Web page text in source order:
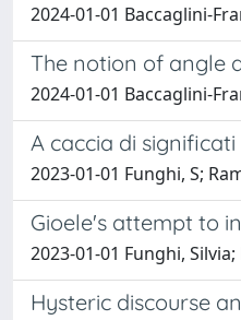
2024-01-01 Baccaglini-
The notion of angle
2024-01-01 Baccaglini-
A caccia di
2023-01-01 Funghi, S;
Gioele's attempt to
2023-01-01 Funghi,
Hysteric discourse